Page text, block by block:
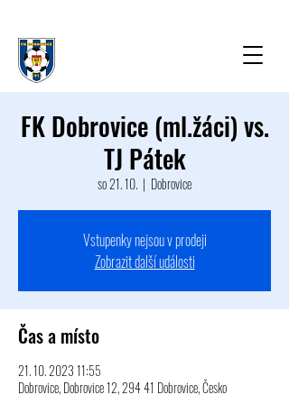
FK Dobrovice (ml.žáci) vs.
TJ Pátek
so 21. 10.
  |
Dobrovice
Vstupenky nejsou v prodeji
Zobrazit další události
Čas a místo
21. 10. 2023 11:55
Dobrovice, Dobrovice 12, 294 41 Dobrovice, Česko